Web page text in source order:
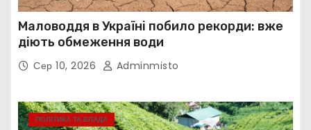
Маловоддя в Україні побило рекорди: вже
діють обмеження води
Сер 10, 2026 Adminmisto
ПОЛІТИКА ТА ВЛАДА